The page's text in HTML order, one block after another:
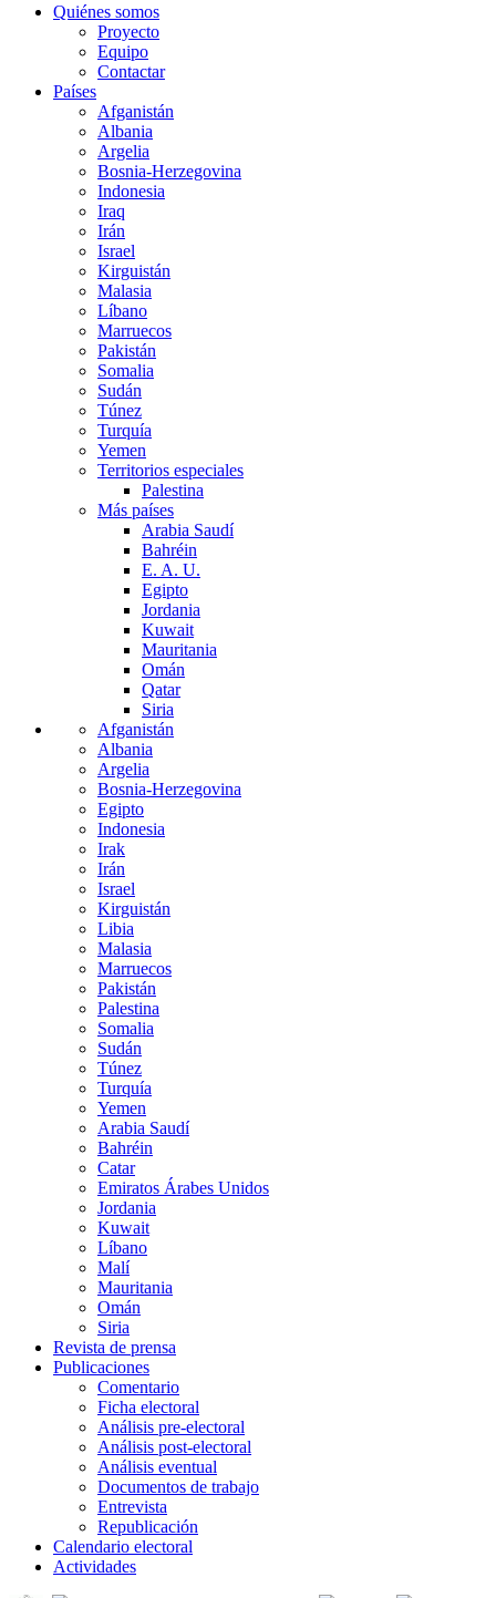
Quiénes somos
Proyecto
Equipo
Contactar
Países
Afganistán
Albania
Argelia
Bosnia-Herzegovina
Indonesia
Iraq
Irán
Israel
Kirguistán
Malasia
Líbano
Marruecos
Pakistán
Somalia
Sudán
Túnez
Turquía
Yemen
Territorios especiales
Palestina
Más países
Arabia Saudí
Bahréin
E. A. U.
Egipto
Jordania
Kuwait
Mauritania
Omán
Qatar
Siria
Afganistán
Albania
Argelia
Bosnia-Herzegovina
Egipto
Indonesia
Irak
Irán
Israel
Kirguistán
Libia
Malasia
Marruecos
Pakistán
Palestina
Somalia
Sudán
Túnez
Turquía
Yemen
Arabia Saudí
Bahréin
Catar
Emiratos Árabes Unidos
Jordania
Kuwait
Líbano
Malí
Mauritania
Omán
Siria
Revista de prensa
Publicaciones
Comentario
Ficha electoral
Análisis pre-electoral
Análisis post-electoral
Análisis eventual
Documentos de trabajo
Entrevista
Republicación
Calendario electoral
Actividades